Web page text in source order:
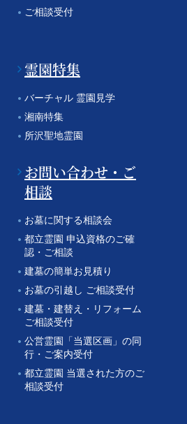
ご相談受付
霊園特集
バーチャル 霊園見学
湘南特集
所沢聖地霊園
お問い合わせ・ご
相談
お墓に関する相談会
都立霊園 申込資格のご確
認・ご相談
建墓の簡単お見積り
お墓の引越し ご相談受付
建墓・建替え・リフォーム
ご相談受付
公営霊園「当選区画」の同
行・ご案内受付
都立霊園 当選された方のご
相談受付